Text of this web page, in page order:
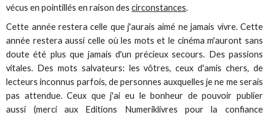
vécus en pointillés en raison descirconstances.
Cette année restera celle que j'aurais aimé ne jamais vivre. Cette
année restera aussi celle où les mots et le cinéma m'auront sans
doute été plus que jamais d'un précieux secours. Des passions
vitales. Des mots salvateurs: les vôtres, ceux d'amis chers, de
lecteurs inconnus parfois, de personnes auxquelles je ne me serais
pas attendue. Ceux que j'ai eu le bonheur de pouvoir publier
aussi (merci aux Editions Numeriklivres pour la confiance